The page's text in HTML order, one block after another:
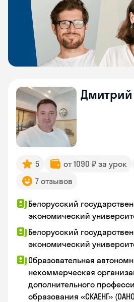
Дмитрий
5 от 1090 ₽ за урок
7 отзывов
Белорусский
экономический
Белорусский
экономический
Образовательная
некоммерческая
дополнительного
образования «СКАЕНГ»